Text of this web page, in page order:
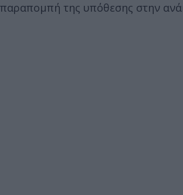
παραπομπή της υπόθεσης στην